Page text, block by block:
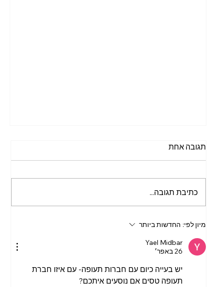
כיצד למצוא את הטיסות הזולות ביותר עם סקיי
תגובה אחת
כתיבת תגובה...
מיון לפי: החדשות ביותר
Yael Midbar
26 באפר׳
יש בעייה כיום עם חברות תעופה- עם איזו חברת
תעופה טסים אם נוסעים איתכם?